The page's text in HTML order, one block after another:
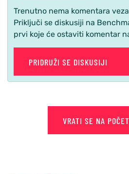
Trenutno nema komentara
Priključi se diskusiji na
prvi koje će ostaviti komentar
PRIDRUŽI SE DISKUSIJI
VRATI SE NA